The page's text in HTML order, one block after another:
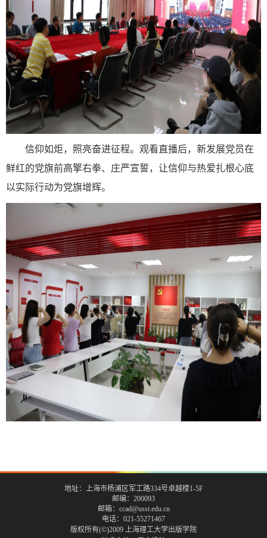
信仰如炬，照亮奋进征程。观看直播后，新发展党员在
鲜红的党旗前高擎右拳、庄严宣誓，让信仰与热爱扎根心底
以实际行动为党旗增辉。
地址：上海市杨浦区军工路334号卓越楼1-5F
邮编：200093
邮箱：ccad@usst.edu.cn
电话：021-55271467
版权所有(©)2009 上海理工大学出版学院